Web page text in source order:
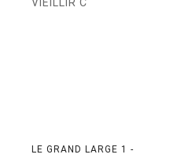
LE GRAND LARGE 1 -